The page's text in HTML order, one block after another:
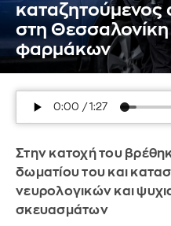
καταζητούμενος
στη Θεσσαλονίκη
φαρμάκων
Στην κατοχή του
δωματίου του και
νευρολογικών και
σκευασμάτων